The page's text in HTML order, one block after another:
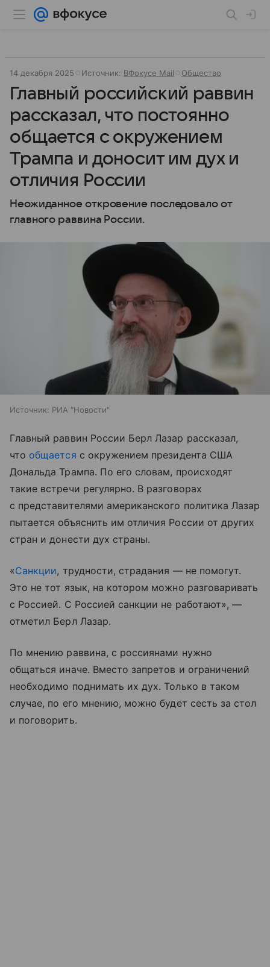
14 декабря 2025 Источник: ВФокусе Mail Общество
Главный российский раввин
рассказал, что постоянно
общается с окружением
Трампа и доносит им дух и
отличия России
Неожиданное откровение последовало от
главного раввина России.
Источник: РИА "Новости"
Главный раввин России Берл Лазар рассказал,
что общается с окружением президента США
Дональда Трампа. По его словам, происходят
такие встречи регулярно. В разговорах
с представителями американского политика Лазар
пытается объяснить им отличия России от других
стран и донести дух страны.
«Санкции, трудности, страдания — не помогут.
Это не тот язык, на котором можно разговаривать
с Россией. С Россией санкции не работают», —
отметил Берл Лазар.
По мнению раввина, с россиянами нужно
общаться иначе. Вместо запретов и ограничений
необходимо поднимать их дух. Только в таком
случае, по его мнению, можно будет сесть за стол
и поговорить.